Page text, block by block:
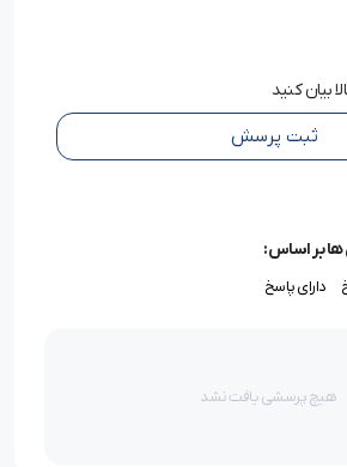
در حال دوخت می باشد.
به پنل کامپیوتری تاچ(لمسی) و
سیستم پایه بلند کن خودکار و سرقاِئم
می باشد.
بیان کنید
ثبت پرسش
بر اساس:
دارای پاسخ
هیچ پرسشی یافت نشد